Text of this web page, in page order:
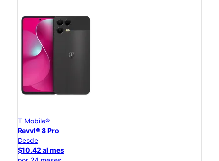
T-Mobile®
Revvl® 8 Pro
Desde
$10.42 al mes